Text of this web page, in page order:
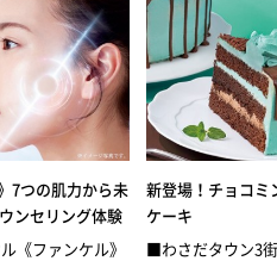
7つの肌力から未
ンセリング体験
《ファンケル》
新登場！チョコミ
ケーキ
■わさだタウン3